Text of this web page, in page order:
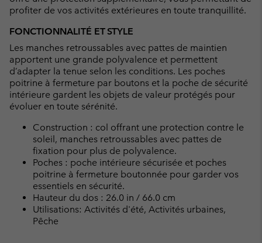
profiter de vos activités extérieures en toute tranquillité.
FONCTIONNALITÉ ET STYLE
Les manches retroussables avec pattes de maintien
apportent une grande polyvalence et permettent
d’adapter la tenue selon les conditions. Les poches
poitrine à fermeture par boutons et la poche de sécurité
intérieure gardent les objets de valeur protégés pour
évoluer en toute sérénité.
Construction : col offrant une protection contre le
soleil, manches retroussables avec pattes de
fixation pour plus de polyvalence.
Poches : poche intérieure sécurisée et poches
poitrine à fermeture boutonnée pour garder vos
essentiels en sécurité.
Hauteur du dos : 26.0 in / 66.0 cm
Utilisations: Activités d'été, Activités urbaines,
Pêche